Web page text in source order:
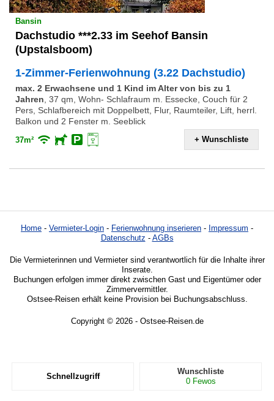
Bansin
Dachstudio ***2.33 im Seehof Bansin
(Upstalsboom)
1-Zimmer-Ferienwohnung (3.22 Dachstudio)
max. 2 Erwachsene und 1 Kind im Alter von bis zu 1
Jahren, 37 qm, Wohn- Schlafraum m. Essecke, Couch für 2
Pers, Schlafbereich mit Doppelbett, Flur, Raumteiler, Lift, herrl.
Balkon und 2 Fenster m. Seeblick
37m² + Wunschliste
Home - Vermieter-Login - Ferienwohnung inserieren - Impressum -
Datenschutz - AGBs
Die Vermieterinnen und Vermieter sind verantwortlich für die Inhalte ihrer
Inserate.
Buchungen erfolgen immer direkt zwischen Gast und Eigentümer oder
Zimmervermittler.
Ostsee-Reisen erhält keine Provision bei Buchungsabschluss.
Copyright © 2026 - Ostsee-Reisen.de
Schnellzugriff
Wunschliste
0 Fewos